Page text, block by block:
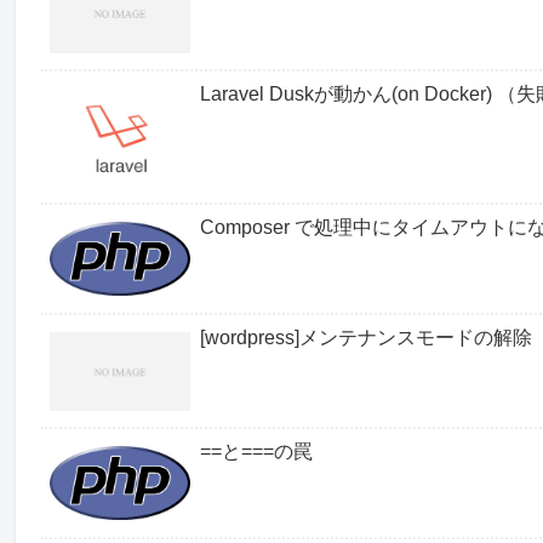
Laravel Duskが動かん(on Docker) （失
Composer で処理中にタイムアウトに
[wordpress]メンテナンスモードの解除
==と===の罠